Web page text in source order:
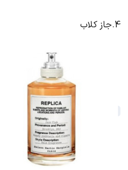
4.جاز کلاب